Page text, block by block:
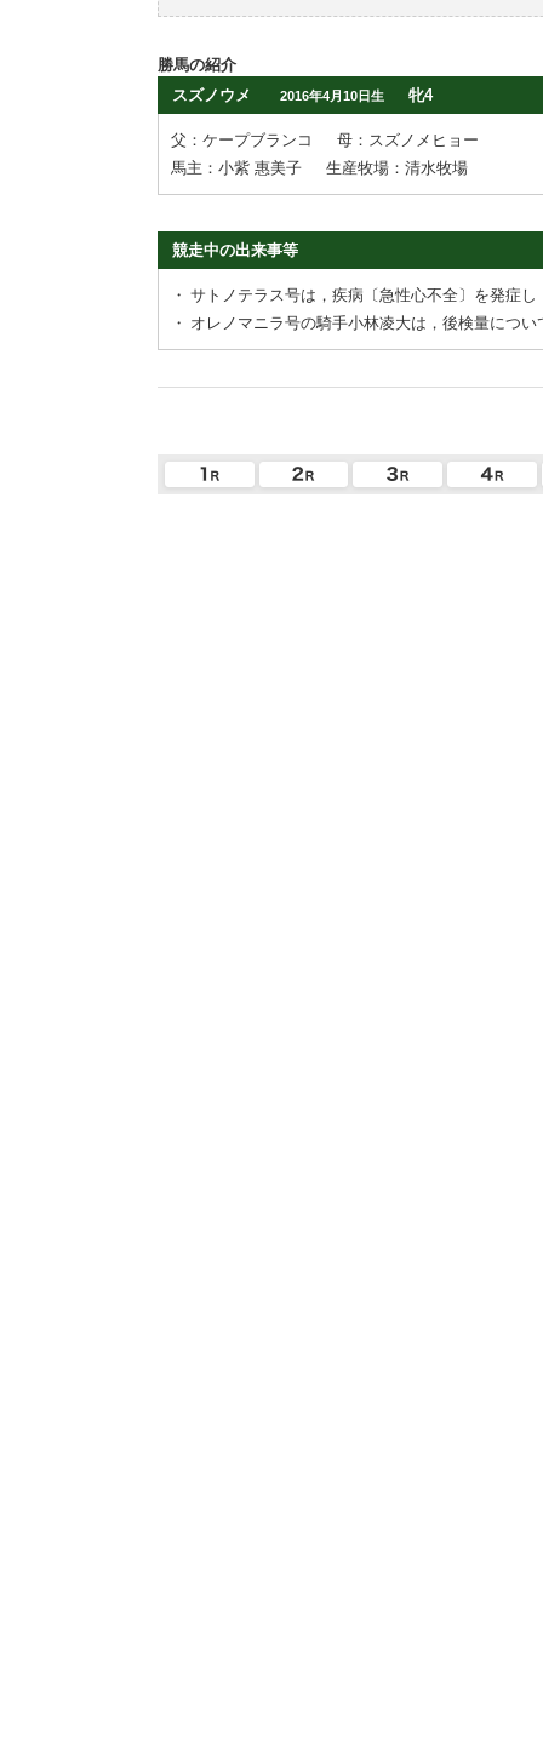
勝馬の紹介
スズノウメ
2016年4月10日生 牝4
父：ケープブランコ
母：スズノメヒョー
馬主：小紫 惠美子
生産牧場：清水牧場
競走中の出来事等
・ サトノテラス号は，疾病〔急性心不全〕を発症
・ オレノマニラ号の騎手小林凌大は，後検量につ